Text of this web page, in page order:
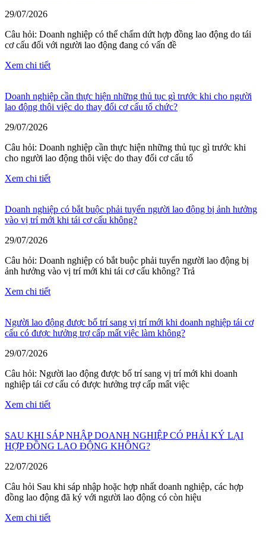
29/07/2026
Câu hỏi: Doanh nghiệp có thể chấm dứt hợp đồng lao động do tái
cơ cấu đối với người lao động đang có vấn đề
Xem chi tiết
Doanh nghiệp cần thực hiện những thủ tục gì trước khi cho người
lao động thôi việc do thay đổi cơ cấu tổ chức?
29/07/2026
Câu hỏi: Doanh nghiệp cần thực hiện những thủ tục gì trước khi
cho người lao động thôi việc do thay đổi cơ cấu tổ
Xem chi tiết
Doanh nghiệp có bắt buộc phải tuyển người lao động bị ảnh hưởng
vào vị trí mới khi tái cơ cấu không?
29/07/2026
Câu hỏi: Doanh nghiệp có bắt buộc phải tuyển người lao động bị
ảnh hưởng vào vị trí mới khi tái cơ cấu không? Trả
Xem chi tiết
Người lao động được bố trí sang vị trí mới khi doanh nghiệp tái cơ
cấu có được hưởng trợ cấp mất việc làm không?
29/07/2026
Câu hỏi: Người lao động được bố trí sang vị trí mới khi doanh
nghiệp tái cơ cấu có được hưởng trợ cấp mất việc
Xem chi tiết
SAU KHI SÁP NHẬP DOANH NGHIỆP CÓ PHẢI KÝ LẠI
HỢP ĐỒNG LAO ĐỘNG KHÔNG?
22/07/2026
Câu hỏi Sau khi sáp nhập hoặc hợp nhất doanh nghiệp, các hợp
đồng lao động đã ký với người lao động có còn hiệu
Xem chi tiết